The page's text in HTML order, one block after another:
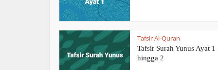
Tafsir Al-Quran
Tafsir Surah Yunus Ayat 1
hingga 2